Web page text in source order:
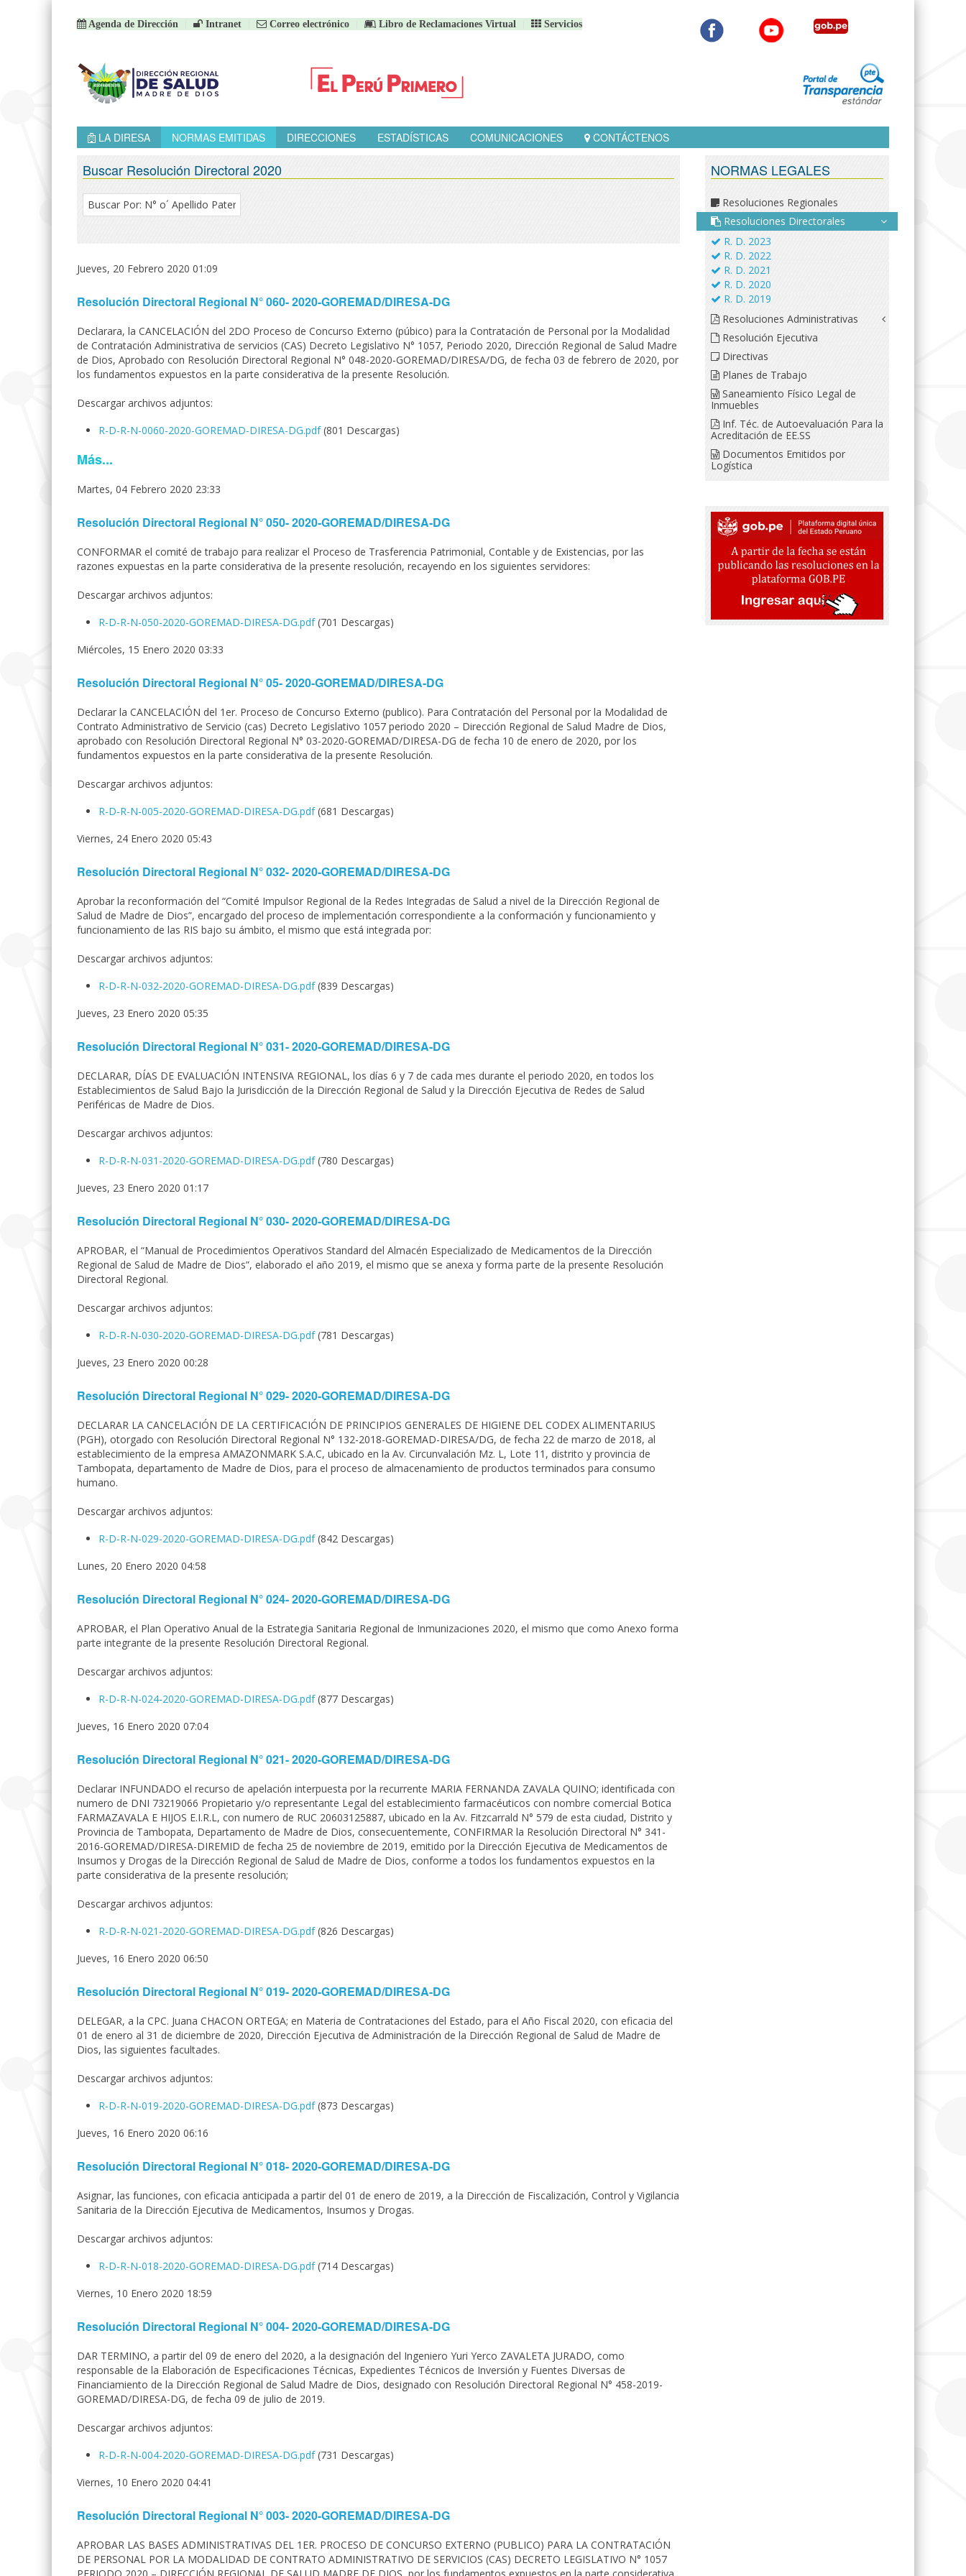
Agenda de Dirección Intranet Correo electrónico Libro de Reclamaciones Virtual Servicios
LA DIRESA NORMAS EMITIDAS DIRECCIONES ESTADÍSTICAS COMUNICACIONES CONTÁCTENOS
Buscar Resolución Directoral 2020
Jueves, 20 Febrero 2020 01:09
Resolución Directoral Regional N° 060- 2020-GOREMAD/DIRESA-DG
Declarara, la CANCELACIÓN del 2DO Proceso de Concurso Externo (púbico) para la Contratación de Personal por la Modalidad
de Contratación Administrativa de servicios (CAS) Decreto Legislativo N° 1057, Periodo 2020, Dirección Regional de Salud Madre
de Dios, Aprobado con Resolución Directoral Regional N° 048-2020-GOREMAD/DIRESA/DG, de fecha 03 de febrero de 2020, por
los fundamentos expuestos en la parte considerativa de la presente Resolución.
Descargar archivos adjuntos:
R-D-R-N-0060-2020-GOREMAD-DIRESA-DG.pdf(801 Descargas)
Más...
Martes, 04 Febrero 2020 23:33
Resolución Directoral Regional N° 050- 2020-GOREMAD/DIRESA-DG
CONFORMAR el comité de trabajo para realizar el Proceso de Trasferencia Patrimonial, Contable y de Existencias, por las
razones expuestas en la parte considerativa de la presente resolución, recayendo en los siguientes servidores:
Descargar archivos adjuntos:
R-D-R-N-050-2020-GOREMAD-DIRESA-DG.pdf(701 Descargas)
Miércoles, 15 Enero 2020 03:33
Resolución Directoral Regional N° 05- 2020-GOREMAD/DIRESA-DG
Declarar la CANCELACIÓN del 1er. Proceso de Concurso Externo (publico). Para Contratación del Personal por la Modalidad de
Contrato Administrativo de Servicio (cas) Decreto Legislativo 1057 periodo 2020 – Dirección Regional de Salud Madre de Dios,
aprobado con Resolución Directoral Regional N° 03-2020-GOREMAD/DIRESA-DG de fecha 10 de enero de 2020, por los
fundamentos expuestos en la parte considerativa de la presente Resolución.
Descargar archivos adjuntos:
R-D-R-N-005-2020-GOREMAD-DIRESA-DG.pdf(681 Descargas)
Viernes, 24 Enero 2020 05:43
Resolución Directoral Regional N° 032- 2020-GOREMAD/DIRESA-DG
Aprobar la reconformación del “Comité Impulsor Regional de la Redes Integradas de Salud a nivel de la Dirección Regional de
Salud de Madre de Dios”, encargado del proceso de implementación correspondiente a la conformación y funcionamiento y
funcionamiento de las RIS bajo su ámbito, el mismo que está integrada por:
Descargar archivos adjuntos:
R-D-R-N-032-2020-GOREMAD-DIRESA-DG.pdf(839 Descargas)
Jueves, 23 Enero 2020 05:35
Resolución Directoral Regional N° 031- 2020-GOREMAD/DIRESA-DG
DECLARAR, DÍAS DE EVALUACIÓN INTENSIVA REGIONAL, los días 6 y 7 de cada mes durante el periodo 2020, en todos los
Establecimientos de Salud Bajo la Jurisdicción de la Dirección Regional de Salud y la Dirección Ejecutiva de Redes de Salud
Periféricas de Madre de Dios.
Descargar archivos adjuntos:
R-D-R-N-031-2020-GOREMAD-DIRESA-DG.pdf(780 Descargas)
Jueves, 23 Enero 2020 01:17
Resolución Directoral Regional N° 030- 2020-GOREMAD/DIRESA-DG
APROBAR, el “Manual de Procedimientos Operativos Standard del Almacén Especializado de Medicamentos de la Dirección
Regional de Salud de Madre de Dios”, elaborado el año 2019, el mismo que se anexa y forma parte de la presente Resolución
Directoral Regional.
Descargar archivos adjuntos:
R-D-R-N-030-2020-GOREMAD-DIRESA-DG.pdf(781 Descargas)
Jueves, 23 Enero 2020 00:28
Resolución Directoral Regional N° 029- 2020-GOREMAD/DIRESA-DG
DECLARAR LA CANCELACIÓN DE LA CERTIFICACIÓN DE PRINCIPIOS GENERALES DE HIGIENE DEL CODEX ALIMENTARIUS
(PGH), otorgado con Resolución Directoral Regional N° 132-2018-GOREMAD-DIRESA/DG, de fecha 22 de marzo de 2018, al
establecimiento de la empresa AMAZONMARK S.A.C, ubicado en la Av. Circunvalación Mz. L, Lote 11, distrito y provincia de
Tambopata, departamento de Madre de Dios, para el proceso de almacenamiento de productos terminados para consumo
humano.
Descargar archivos adjuntos:
R-D-R-N-029-2020-GOREMAD-DIRESA-DG.pdf(842 Descargas)
Lunes, 20 Enero 2020 04:58
Resolución Directoral Regional N° 024- 2020-GOREMAD/DIRESA-DG
APROBAR, el Plan Operativo Anual de la Estrategia Sanitaria Regional de Inmunizaciones 2020, el mismo que como Anexo forma
parte integrante de la presente Resolución Directoral Regional.
Descargar archivos adjuntos:
R-D-R-N-024-2020-GOREMAD-DIRESA-DG.pdf(877 Descargas)
Jueves, 16 Enero 2020 07:04
Resolución Directoral Regional N° 021- 2020-GOREMAD/DIRESA-DG
Declarar INFUNDADO el recurso de apelación interpuesta por la recurrente MARIA FERNANDA ZAVALA QUINO; identificada con
numero de DNI 73219066 Propietario y/o representante Legal del establecimiento farmacéuticos con nombre comercial Botica
FARMAZAVALA E HIJOS E.I.R.L, con numero de RUC 20603125887, ubicado en la Av. Fitzcarrald N° 579 de esta ciudad, Distrito y
Provincia de Tambopata, Departamento de Madre de Dios, consecuentemente, CONFIRMAR la Resolución Directoral N° 341-
2016-GOREMAD/DIRESA-DIREMID de fecha 25 de noviembre de 2019, emitido por la Dirección Ejecutiva de Medicamentos de
Insumos y Drogas de la Dirección Regional de Salud de Madre de Dios, conforme a todos los fundamentos expuestos en la
parte considerativa de la presente resolución;
Descargar archivos adjuntos:
R-D-R-N-021-2020-GOREMAD-DIRESA-DG.pdf(826 Descargas)
Jueves, 16 Enero 2020 06:50
Resolución Directoral Regional N° 019- 2020-GOREMAD/DIRESA-DG
DELEGAR, a la CPC. Juana CHACON ORTEGA; en Materia de Contrataciones del Estado, para el Año Fiscal 2020, con eficacia del
01 de enero al 31 de diciembre de 2020, Dirección Ejecutiva de Administración de la Dirección Regional de Salud de Madre de
Dios, las siguientes facultades.
Descargar archivos adjuntos:
R-D-R-N-019-2020-GOREMAD-DIRESA-DG.pdf(873 Descargas)
Jueves, 16 Enero 2020 06:16
Resolución Directoral Regional N° 018- 2020-GOREMAD/DIRESA-DG
Asignar, las funciones, con eficacia anticipada a partir del 01 de enero de 2019, a la Dirección de Fiscalización, Control y Vigilancia
Sanitaria de la Dirección Ejecutiva de Medicamentos, Insumos y Drogas.
Descargar archivos adjuntos:
R-D-R-N-018-2020-GOREMAD-DIRESA-DG.pdf(714 Descargas)
Viernes, 10 Enero 2020 18:59
Resolución Directoral Regional N° 004- 2020-GOREMAD/DIRESA-DG
DAR TERMINO, a partir del 09 de enero del 2020, a la designación del Ingeniero Yuri Yerco ZAVALETA JURADO, como
responsable de la Elaboración de Especificaciones Técnicas, Expedientes Técnicos de Inversión y Fuentes Diversas de
Financiamiento de la Dirección Regional de Salud Madre de Dios, designado con Resolución Directoral Regional N° 458-2019-
GOREMAD/DIRESA-DG, de fecha 09 de julio de 2019.
Descargar archivos adjuntos:
R-D-R-N-004-2020-GOREMAD-DIRESA-DG.pdf(731 Descargas)
Viernes, 10 Enero 2020 04:41
Resolución Directoral Regional N° 003- 2020-GOREMAD/DIRESA-DG
APROBAR LAS BASES ADMINISTRATIVAS DEL 1ER. PROCESO DE CONCURSO EXTERNO (PUBLICO) PARA LA CONTRATACIÓN
DE PERSONAL POR LA MODALIDAD DE CONTRATO ADMINISTRATIVO DE SERVICIOS (CAS) DECRETO LEGISLATIVO N° 1057
NORMAS LEGALES
Resoluciones Regionales
Resoluciones Directorales
R. D. 2023
R. D. 2022
R. D. 2021
R. D. 2020
R. D. 2019
Resoluciones Administrativas
Resolución Ejecutiva
Directivas
Planes de Trabajo
Saneamiento Físico Legal de
Inmuebles
Inf. Téc. de Autoevaluación Para la
Acreditación de EE.SS
Documentos Emitidos por
Logística